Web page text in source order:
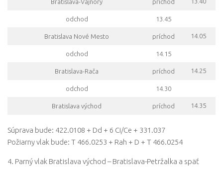
odchod 13.45
Bratislava Nové Mesto príchod 14.05
odchod 14.15
Bratislava-Rača príchod 14.25
odchod 14.30
Bratislava východ príchod 14.35
Súprava bude: 422.0108 + Dd + 6 Ci/Ce + 331.037
Požiarny vlak bude: T 466.0253 + Rah + D + T 466.0254
4. Parný vlak Bratislava východ – Bratislava-Petržalka a späť